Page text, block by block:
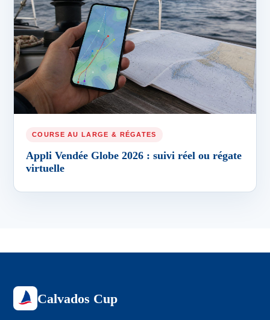
COURSE AU LARGE & RÉGATES
Appli Vendée Globe 2026 : suivi réel ou régate
virtuelle
Calvados Cup